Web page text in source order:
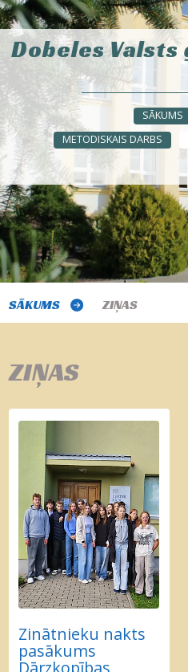
Dobeles Valsts
SĀKUMS
METODISKAIS DARBS
SĀKUMS ZIŅAS
ZIŅAS
Zinātnieku nakts
pasākums